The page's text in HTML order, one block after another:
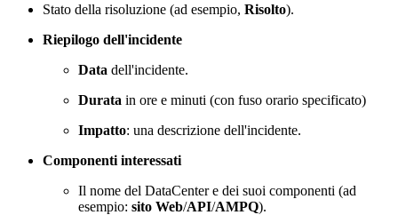
Stato della risoluzione (ad esempio, Risolto).
Riepilogo dell'incidente
Data dell'incidente.
Durata in ore e minuti (con fuso orario specificato)
Impatto: una descrizione dell'incidente.
Componenti interessati
Il nome del DataCenter e dei suoi componenti (ad
esempio: sito Web/API/AMPQ).